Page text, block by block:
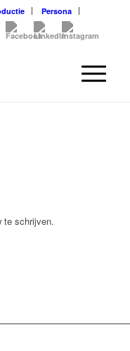
Persona
te schrijven.